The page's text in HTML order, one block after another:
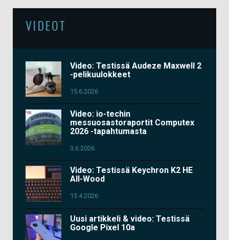
VIDEOT
Video: Testissä Audeze Maxwell 2
-pelikuulokkeet
15.6.2026
Video: io-techin
messuosastoraportit Computex
2026 -tapahtumasta
3.6.2026
Video: Testissä Keychron K2 HE
All-Wood
13.4.2026
Uusi artikkeli & video: Testissä
Google Pixel 10a